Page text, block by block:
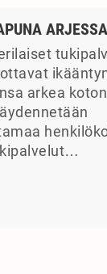
ARJESSA
arkea